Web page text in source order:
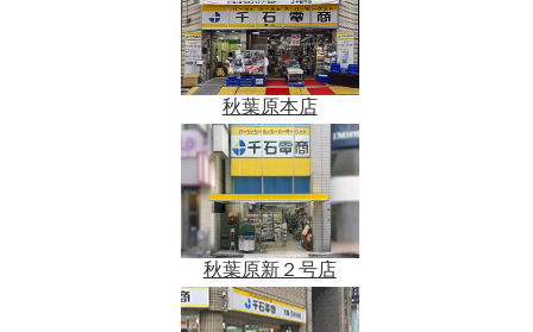
秋葉原本店
秋葉原新２号店